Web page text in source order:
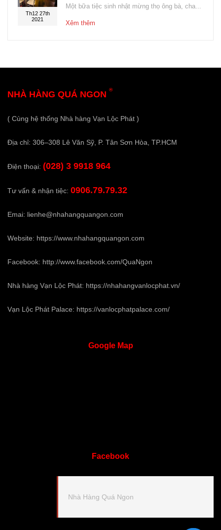
Th12 27th
2021
Một bữa tiệc sinh nhật mừng thọ ông bà, cha...
Xêm thêm
NHÀ HÀNG QUÁ NGON ®
( Cùng hệ thống Nhà hàng Vạn Lộc Phát )
Địa chỉ: 306–308 Lê Văn Sỹ, P. Tân Sơn Hòa, TP.HCM
Điện thoại: (028) 3 9918 964
Tư vấn & nhận tiệc: 0906.79.79.32
Emai: lienhe@nhahangquangon.com
Website: https://www.nhahangquangon.com
Facebook: http://www.facebook.com/QuaNgon
Nhà hàng Vạn Lộc Phát: https://nhahangvanlocphat.vn/
Vạn Lộc Phát Palace: https://vanlocphatpalace.com/
GoogleMap
Facebook
Nhà Hàng Quá Ngon